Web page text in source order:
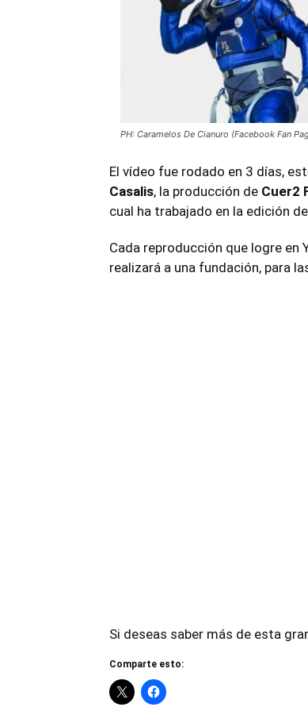
PH: Caramelos De Cianuro (Facebook Fan
El vídeo fue rodado en 3 días,
Casalis, la producción de Cuer2
cual ha trabajado en la edición
Cada reproducción que logre en
realizará a una fundación, para
Si deseas saber más de esta
Comparte esto: